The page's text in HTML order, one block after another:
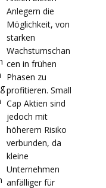
Anlegern die
Möglichkeit, von
starken
Wachstumschan
cen in frühen
Phasen zu
profitieren. Small
Cap Aktien sind
jedoch mit
höherem Risiko
verbunden, da
kleine
Unternehmen
anfälliger für